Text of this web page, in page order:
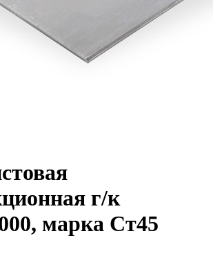
г/к
марка Ст45